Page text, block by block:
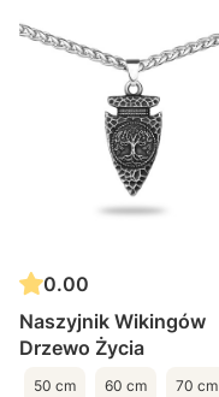
0.00
Naszyjnik Wikingów
Drzewo Życia
50 cm 60 cm 70 cm